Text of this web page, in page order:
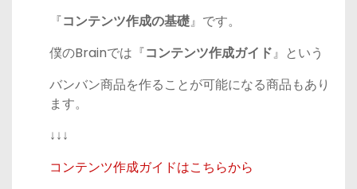
『コンテンツ作成の基礎』です。
僕のBrainでは『コンテンツ作成ガイド』という
バンバン商品を作ることが可能になる商品もあり
ます。
↓↓↓
コンテンツ作成ガイドはこちらから